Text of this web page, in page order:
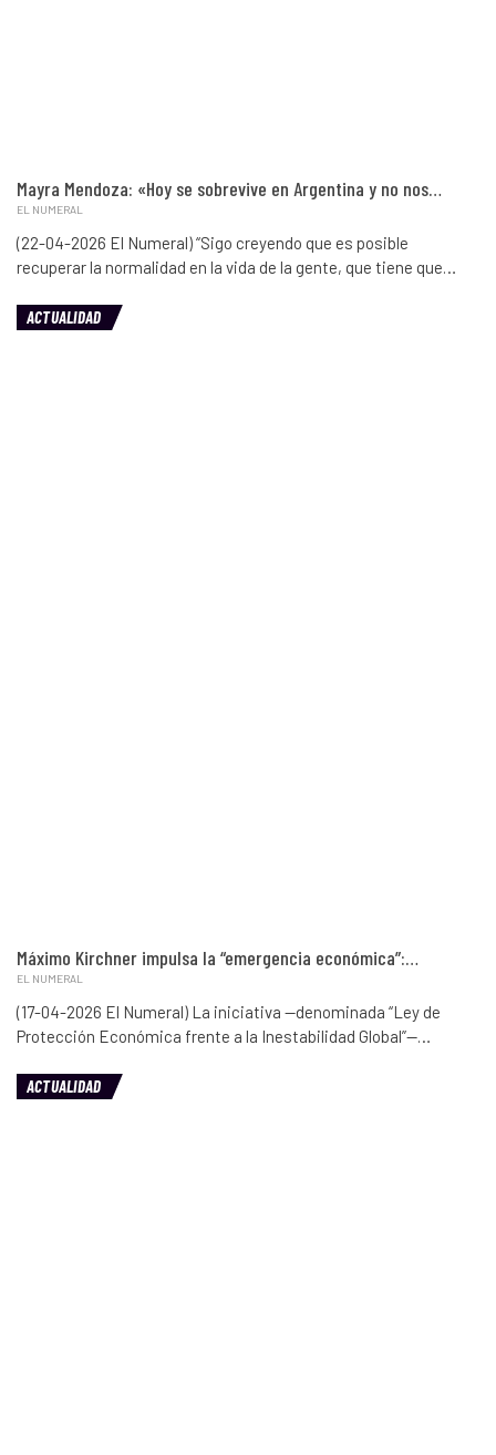
Mayra Mendoza: «Hoy se sobrevive en Argentina y no nos…
EL NUMERAL
(22-04-2026 El Numeral) “Sigo creyendo que es posible
recuperar la normalidad en la vida de la gente, que tiene que…
ACTUALIDAD
Máximo Kirchner impulsa la “emergencia económica”:…
EL NUMERAL
(17-04-2026 El Numeral) La iniciativa —denominada “Ley de
Protección Económica frente a la Inestabilidad Global”—…
ACTUALIDAD